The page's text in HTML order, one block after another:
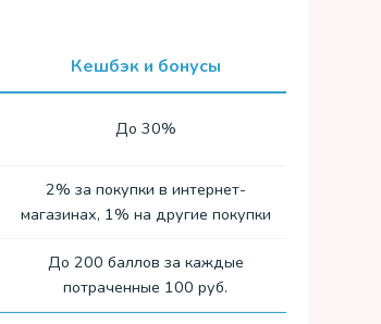
Кешбэк и бонусы
До 30%
2% за покупки в интернет-
магазинах, 1% на другие покупки
До 200 баллов за каждые
потраченные 100 руб.